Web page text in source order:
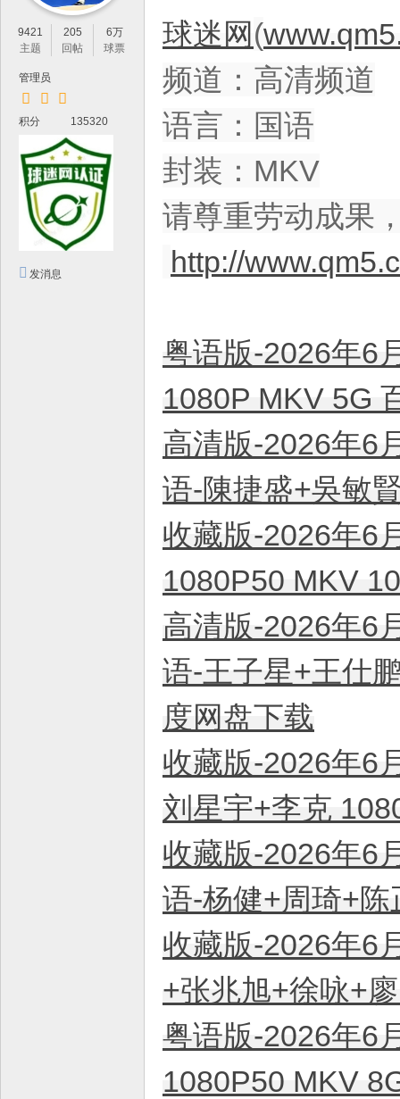
9421
主题
205
回帖
6万
球票
管理员
积分 135320
发消息
球迷网 (
频道：高清频道
语言：国语
封装：MKV
请尊重劳动成果
http://
粤语版-2026年6
1080P MKV 5G
高清版-2026年6
语-陳捷盛+吳敏
收藏版-2026年6
1080P50 MKV
高清版-2026年6
语-王子星+王仕
度网盘下载
收藏版-2026年6
刘星宇+李克
收藏版-2026年6
语-杨健+周琦+
收藏版-2026年6
+张兆旭+徐咏+
粤语版-2026年6
1080P50 MKV